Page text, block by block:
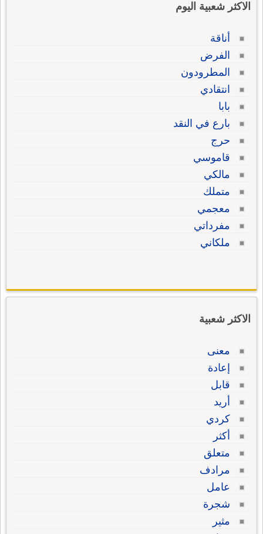
الاكثر شعبية اليوم
أناقة
الفرض
المطرودون
انتقادي
بابا
بارع في النقد
حرج
قاموسي
مالكي
متملك
معجمي
مفرداتي
ملكاني
الاكثر شعبية
معنى
إعادة
قابل
أريد
كردي
أكثر
متعلق
مرادف
عامل
شجرة
مثير